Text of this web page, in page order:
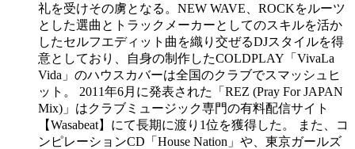
礼を受けその虜となる。NEW WAVE、ROCKをルーツ
とした選曲とトラックメーカーとしてのスキルを活か
したセルフエディット曲を織り交ぜるDJスタイルを得
意としており、自身の制作したCOLDPLAY「VivaLa
Vida」のハウスカバーは全国のクラブでスマッシュヒ
ット。 2011年6月に発表された「REZ (Pray For JAPAN
Mix)」はクラブミュージック専門の有料配信サイト
【Wasabeat】にて長期に渡り1位を獲得した。 また、コ
ンピレーションCD「House Nation」や、東京ガールズ